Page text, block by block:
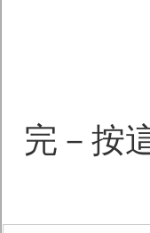
完－按